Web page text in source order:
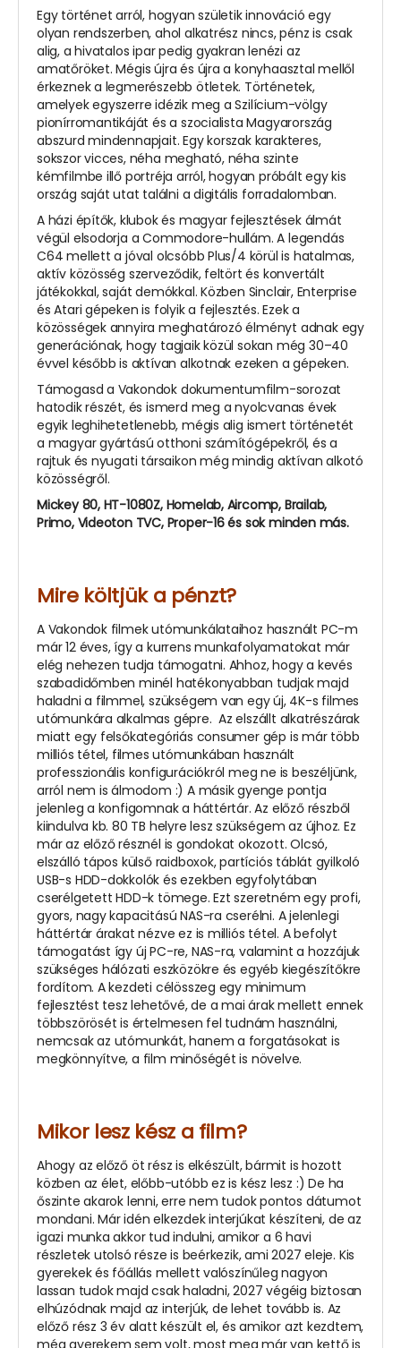
Egy történet arról, hogyan születik innováció egy
olyan rendszerben, ahol alkatrész nincs, pénz is csak
alig, a hivatalos ipar pedig gyakran lenézi az
amatőröket. Mégis újra és újra a konyhaasztal mellől
érkeznek a legmerészebb ötletek. Történetek,
amelyek egyszerre idézik meg a Szilícium-völgy
pionírromantikáját és a szocialista Magyarország
abszurd mindennapjait. Egy korszak karakteres,
sokszor vicces, néha megható, néha szinte
kémfilmbe illő portréja arról, hogyan próbált egy kis
ország saját utat találni a digitális forradalomban.
A házi építők, klubok és magyar fejlesztések álmát
végül elsodorja a Commodore-hullám. A legendás
C64 mellett a jóval olcsóbb Plus/4 körül is hatalmas,
aktív közösség szerveződik, feltört és konvertált
játékokkal, saját demókkal. Közben Sinclair, Enterprise
és Atari gépeken is folyik a fejlesztés. Ezek a
közösségek annyira meghatározó élményt adnak egy
generációnak, hogy tagjaik közül sokan még 30–40
évvel később is aktívan alkotnak ezeken a gépeken.
Támogasd a Vakondok dokumentumfilm-sorozat
hatodik részét, és ismerd meg a nyolcvanas évek
egyik leghihetetlenebb, mégis alig ismert történetét
a magyar gyártású otthoni számítógépekről, és a
rajtuk és nyugati társaikon még mindig aktívan alkotó
közösségről.
Mickey 80, HT-1080Z, Homelab, Aircomp, Brailab,
Primo, Videoton TVC, Proper-16 és sok minden más.
Mire költjük a pénzt?
A Vakondok filmek utómunkálataihoz használt PC-m
már 12 éves, így a kurrens munkafolyamatokat már
elég nehezen tudja támogatni. Ahhoz, hogy a kevés
szabadidőmben minél hatékonyabban tudjak majd
haladni a filmmel, szükségem van egy új, 4K-s filmes
utómunkára alkalmas gépre. Az elszállt alkatrészárak
miatt egy felsőkategóriás consumer gép is már több
milliós tétel, filmes utómunkában használt
professzionális konfigurációkról meg ne is beszéljünk,
arról nem is álmodom :) A másik gyenge pontja
jelenleg a konfigomnak a háttértár. Az előző részből
kiindulva kb. 80 TB helyre lesz szükségem az újhoz. Ez
már az előző résznél is gondokat okozott. Olcsó,
elszálló tápos külső raidboxok, partíciós táblát gyilkoló
USB-s HDD-dokkolók és ezekben egyfolytában
cserélgetett HDD-k tömege. Ezt szeretném egy profi,
gyors, nagy kapacitású NAS-ra cserélni. A jelenlegi
háttértár árakat nézve ez is milliós tétel. A befolyt
támogatást így új PC-re, NAS-ra, valamint a hozzájuk
szükséges hálózati eszközökre és egyéb kiegészítőkre
fordítom. A kezdeti célösszeg egy minimum
fejlesztést tesz lehetővé, de a mai árak mellett ennek
többszörösét is értelmesen fel tudnám használni,
nemcsak az utómunkát, hanem a forgatásokat is
megkönnyítve, a film minőségét is növelve.
Mikor lesz kész a film?
Ahogy az előző öt rész is elkészült, bármit is hozott
közben az élet, előbb-utóbb ez is kész lesz :) De ha
őszinte akarok lenni, erre nem tudok pontos dátumot
mondani. Már idén elkezdek interjúkat készíteni, de az
igazi munka akkor tud indulni, amikor a 6 havi
részletek utolsó része is beérkezik, ami 2027 eleje. Kis
gyerekek és főállás mellett valószínűleg nagyon
lassan tudok majd csak haladni, 2027 végéig biztosan
elhúzódnak majd az interjúk, de lehet tovább is. Az
előző rész 3 év alatt készült el, és amikor azt kezdtem,